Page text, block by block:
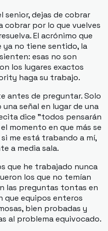
senior, dejas de cobrar
cobrar por lo que vuelves
El acrónimo que
ya no tiene sentido, la
esas no son
los lugares exactos
haga su trabajo.
antes de preguntar. Solo
señal en lugar de una
dice "todos pensarán
momento en que más se
me está trabando a mí,
a media sala.
que he trabajado nunca
los que no temían
las preguntas tontas en
que equipos enteros
bien probadas y
al problema equivocado.